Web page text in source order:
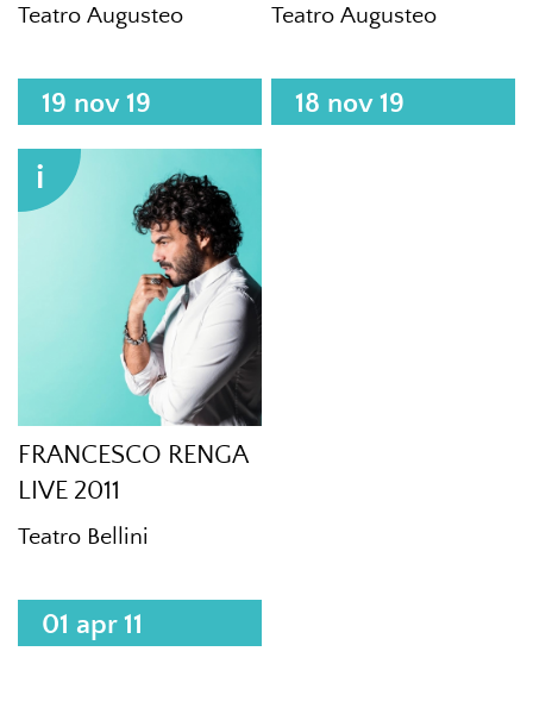
Teatro Augusteo
19 nov 19
Teatro Augusteo
18 nov 19
i
FRANCESCO RENGA
LIVE 2011
Teatro Bellini
01 apr 11